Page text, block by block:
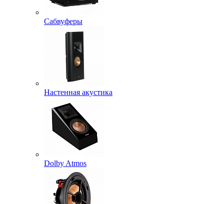
Сабвуферы
Настенная акустика
Dolby Atmos